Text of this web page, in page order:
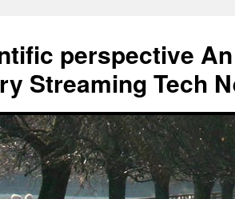
perspective
Streaming Tech